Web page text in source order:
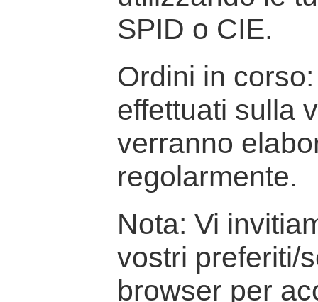
SPID o CIE.
Ordini in
effettuati sulla
verranno
regolarmente.
Nota: Vi
vostri preferiti/
browser per